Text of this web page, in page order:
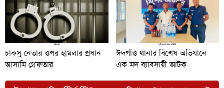
চাকসু নেতার ওপর হামলার প্রধান
আসামি গ্রেফতার
ঈদগাঁও থানার বিশেষ অভিযানে
এক মদ ব্যাবসায়ী আটক